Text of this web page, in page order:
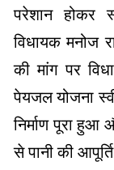
परेशान होकर
विधायक मनोज
की मांग पर
पेयजल योजना
निर्माण पूरा हुआ
से पानी की